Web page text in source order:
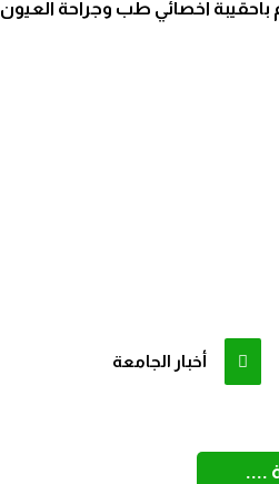
باحقيبة اخصائي طب وجراحة
أخبار الجامعة
....